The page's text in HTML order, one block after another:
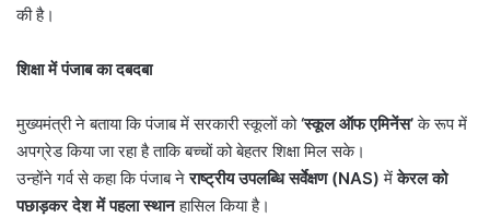
की है।
शिक्षा में पंजाब का दबदबा
मुख्यमंत्री ने बताया कि पंजाब में सरकारी स्कूलों को‘स्कूल ऑफ एमिनेंस’के रूप में
अपग्रेड किया जा रहा है ताकि बच्चों को बेहतर शिक्षा मिल सके।
उन्होंने गर्व से कहा कि पंजाब नेराष्ट्रीय उपलब्धि सर्वेक्षण (NAS) मेंकेरल को
पछाड़कर देश में पहला स्थानहासिल किया है।